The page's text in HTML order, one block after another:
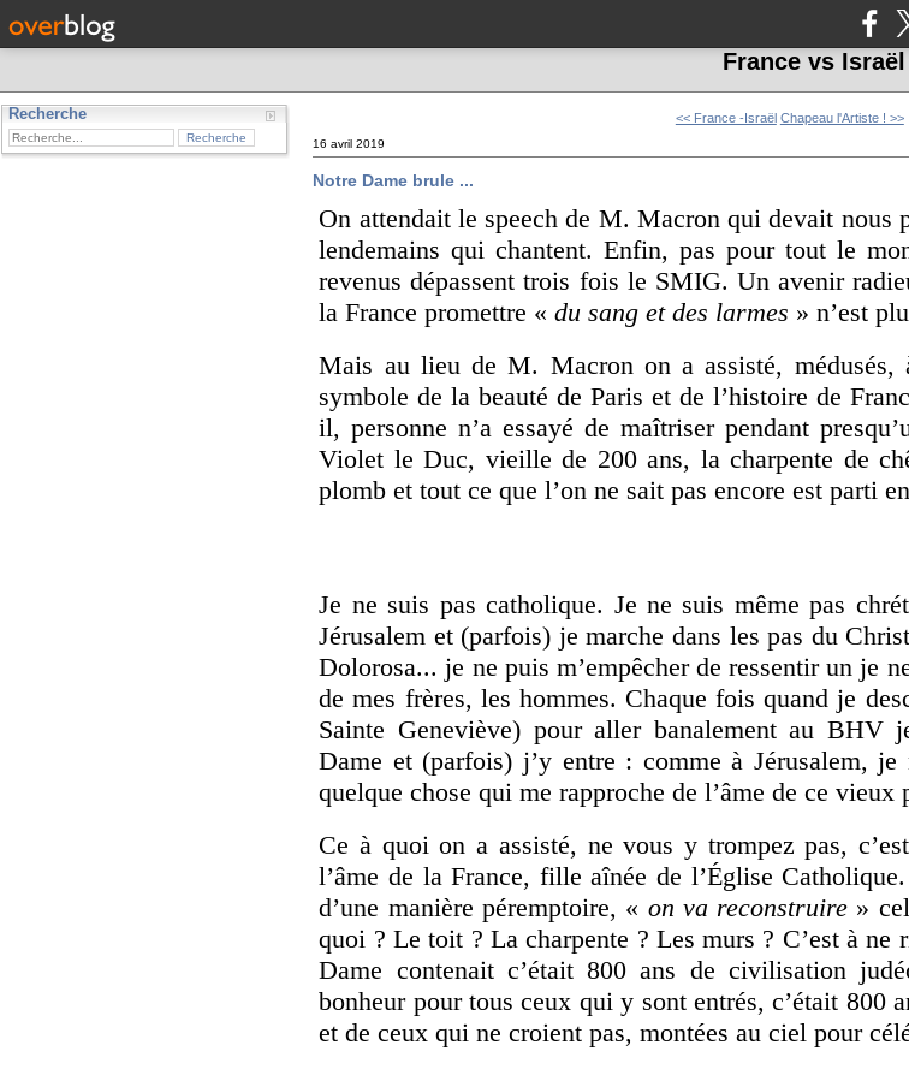
France vs Israël
Recherche << France -Israël Chapeau l'Artiste ! >>
16 avril 2019
Notre Dame brule ...
On attendait le speech de M. Macron qui devait nous
lendemains qui chantent. Enfin, pas pour tout le
revenus dépassent trois fois le SMIG. Un avenir
la France promettre «du sang et des larmes » n’est
Mais au lieu de M. Macron on a assisté, médusés,
symbole de la beauté de Paris et de l’histoire de
il, personne n’a essayé de maîtriser pendant
Violet le Duc, vieille de 200 ans, la charpente de
plomb et tout ce que l’on ne sait pas encore est parti
Je ne suis pas catholique. Je ne suis même pas
Jérusalem et (parfois) je marche dans les pas du
Dolorosa... je ne puis m’empêcher de ressentir un je
de mes frères, les hommes. Chaque fois quand je
Sainte Geneviève) pour aller banalement au BHV
Dame et (parfois) j’y entre : comme à Jérusalem, je
quelque chose qui me rapproche de l’âme de ce vieux
Ce à quoi on a assisté, ne vous y trompez pas,
l’âme de la France, fille aînée de l’Église
d’une manière péremptoire, « on va reconstruire »
quoi ? Le toit ? La charpente ? Les murs ? C’est à ne
Dame contenait c’était 800 ans de civilisation
bonheur pour tous ceux qui y sont entrés, c’était 800
et de ceux qui ne croient pas, montées au ciel pour